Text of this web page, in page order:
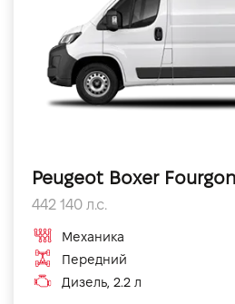
Peugeot Boxer Fourgon
442 140 л.с.
Механика
Передний
Дизель, 2.2 л